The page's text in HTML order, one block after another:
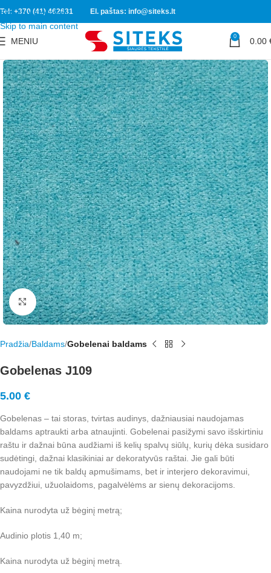
Skip to navigation
Skip to main content
Tel: +370 (41) 462631 El. paštas: info@siteks.lt
MENIU 0 0.00
Rodyti nuotrauką visame ekrane
Pradžia Baldams Gobelenai baldams
Gobelenas J109
5.00 €
Gobelenas – tai storas, tvirtas audinys, dažniausiai naudojamas
baldams aptraukti arba atnaujinti. Gobelenai pasižymi savo išskirtiniu
raštu ir dažnai būna audžiami iš kelių spalvų siūlų, kurių dėka susidaro
sudėtingi, dažnai klasikiniai ar dekoratyvūs raštai. Jie gali būti
naudojami ne tik baldų apmušimams, bet ir interjero dekoravimui,
pavyzdžiui, užuolaidoms, pagalvėlėms ar sienų dekoracijoms.
Kaina nurodyta už bėginį metrą;
Audinio plotis 1,40 m;
Kaina nurodyta už bėginį metrą.